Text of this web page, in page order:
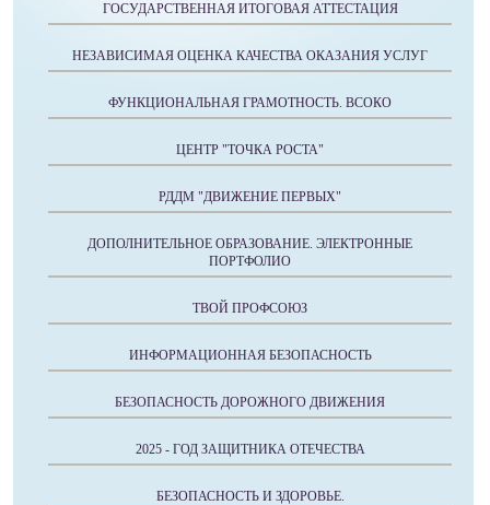
ГОСУДАРСТВЕННАЯ ИТОГОВАЯ АТТЕСТАЦИЯ
НЕЗАВИСИМАЯ ОЦЕНКА КАЧЕСТВА ОКАЗАНИЯ УСЛУГ
ФУНКЦИОНАЛЬНАЯ ГРАМОТНОСТЬ. ВСОКО
ЦЕНТР "ТОЧКА РОСТА"
РДДМ "ДВИЖЕНИЕ ПЕРВЫХ"
ДОПОЛНИТЕЛЬНОЕ ОБРАЗОВАНИЕ. ЭЛЕКТРОННЫЕ
ПОРТФОЛИО
ТВОЙ ПРОФСОЮЗ
ИНФОРМАЦИОННАЯ БЕЗОПАСНОСТЬ
БЕЗОПАСНОСТЬ ДОРОЖНОГО ДВИЖЕНИЯ
2025 - ГОД ЗАЩИТНИКА ОТЕЧЕСТВА
БЕЗОПАСНОСТЬ И ЗДОРОВЬЕ.